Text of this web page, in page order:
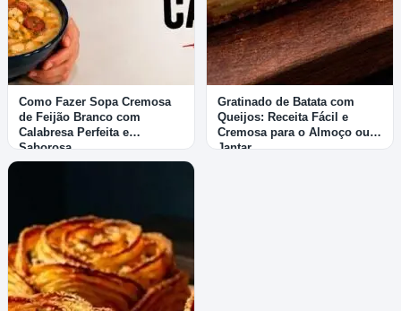
Como Fazer Sopa Cremosa
de Feijão Branco com
Calabresa Perfeita e
Saborosa
Gratinado de Batata com
Queijos: Receita Fácil e
Cremosa para o Almoço ou
Jantar